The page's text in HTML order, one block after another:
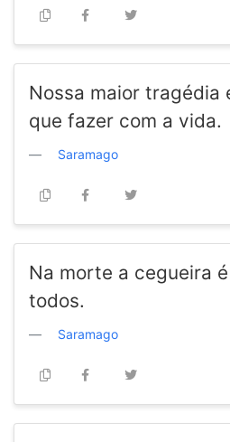
Nossa maior tragédia
que fazer com a vida.
Saramago
Na morte a cegueira
todos.
Saramago